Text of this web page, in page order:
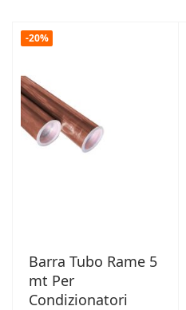
-20%
Barra Tubo Rame 5
mt Per
Condizionatori